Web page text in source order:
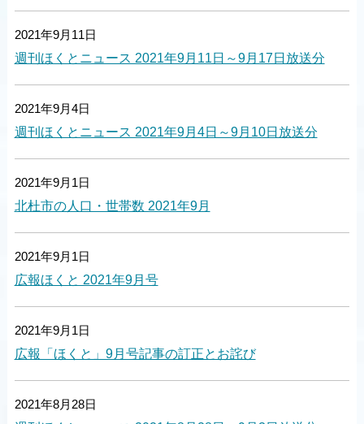
2021年9月11日
週刊ほくとニュース 2021年9月11日～9月17日放送分
2021年9月4日
週刊ほくとニュース 2021年9月4日～9月10日放送分
2021年9月1日
北杜市の人口・世帯数 2021年9月
2021年9月1日
広報ほくと 2021年9月号
2021年9月1日
広報「ほくと」9月号記事の訂正とお詫び
2021年8月28日